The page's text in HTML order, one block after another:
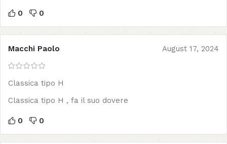
0 0
Macchi Paolo August 17, 2024
Classica tipo H
Classica tipo H , fa il suo dovere
0 0